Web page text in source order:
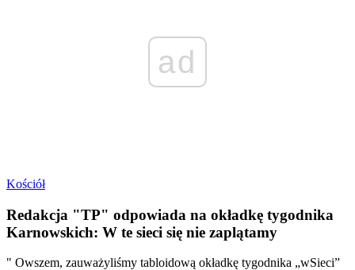
ad
Kościół
Redakcja "TP" odpowiada na okładkę tygodnika
Karnowskich: W te sieci się nie zaplątamy
" Owszem, zauważyliśmy tabloidową okładkę tygodnika „wSieci”